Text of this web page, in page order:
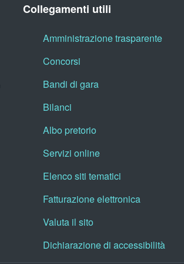
Collegamenti utili
Amministrazione trasparente
Concorsi
Bandi di gara
Bilanci
Albo pretorio
Servizi online
Elenco siti tematici
Fatturazione elettronica
Valuta il sito
Dichiarazione di accessibilità